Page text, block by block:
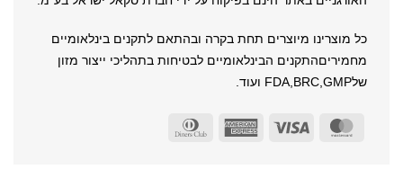
כל מוצרינו מיוצרים תחת בקרה ובהתאם לתקנים בינלאומיים
מחמיריםהתקנים הבינלאומיים לבטיחות בתהליכי ייצור מזון
שלFDA,BRC,GMP ועוד.
MasterCard
Visa
American